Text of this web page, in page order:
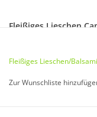
Fleißiges Lieschen
Fleißiges Lieschen/
Zur Wunschliste